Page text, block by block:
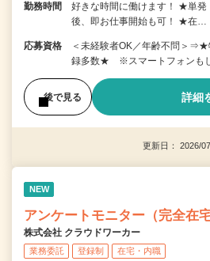
勤務時間
好きな時間に働けます！ ★単
後、即お仕事開始も可！ ★在…
応募資格
＜未経験者OK／年齢不問＞
録多数★ ※スマートフォンも
後で見る 詳細
更新日： 2026/
NEW
アンケートモニター（完全在宅
株式会社 クラウドワーカー
業務委託 登録制 在宅・内職